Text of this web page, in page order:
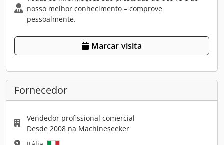
nosso melhor conhecimento – comprove
pessoalmente.
Marcar visita
Fornecedor
Vendedor profissional comercial
Desde 2008 na Machineseeker